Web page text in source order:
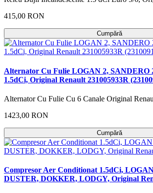
415,00 RON
Cumpără
Alternator Cu Fulie LOGAN 2, SANDERO
1.5dCi, Original Renault 231005933R
Alternator Cu Fulie Cu 6 Canale Original
1423,00 RON
Cumpără
Compresor Aer Conditionat 1.5dCi,
DUSTER, DOKKER, LODGY, Original